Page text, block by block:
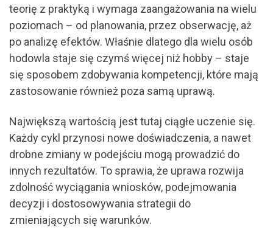
teorię z praktyką i wymaga zaangażowania na wielu
poziomach – od planowania, przez obserwację, aż
po analizę efektów. Właśnie dlatego dla wielu osób
hodowla staje się czymś więcej niż hobby – staje
się sposobem zdobywania kompetencji, które mają
zastosowanie również poza samą uprawą.
Największą wartością jest tutaj ciągłe uczenie się.
Każdy cykl przynosi nowe doświadczenia, a nawet
drobne zmiany w podejściu mogą prowadzić do
innych rezultatów. To sprawia, że uprawa rozwija
zdolność wyciągania wniosków, podejmowania
decyzji i dostosowywania strategii do
zmieniających się warunków.